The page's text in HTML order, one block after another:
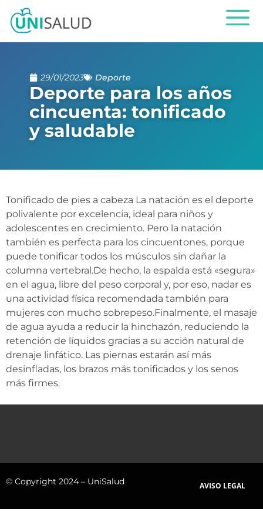
29/01/2023 Deporte
Deporte para los años
cincuenta: tonificado
y saludable
Tonificado de pies a cabeza La natación es el deporte
polivalente por excelencia, ideal para niños y
adolescentes en crecimiento. Pero la natación
también es perfecta para los cincuentones, porque
puede tonificar todos los músculos sin dañar la
columna vertebral.De hecho, la espalda está «segura»
en el agua, libre del peso corporal y, por eso, nadar es
una actividad física recomendada también para
mujeres con mucho sobrepeso.Finalmente, el masaje
de agua ayuda a reducir la hinchazón, reduciendo la
retención de líquidos gracias a su acción natural de
drenaje linfático. Las piernas estarán así más
desinfladas, los brazos más tonificados y los senos
más firmes.
© Copyright 2024 – UniSalud AVISO LEGAL